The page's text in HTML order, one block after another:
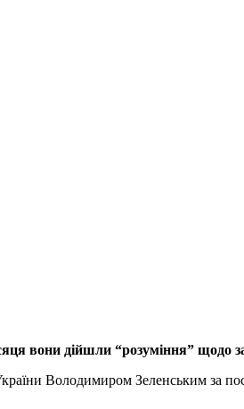
вони дійшли “розуміння” щодо
Володимиром Зеленським за